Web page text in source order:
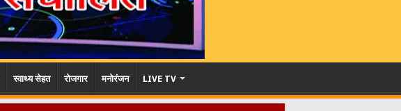
स्वाथ्य सेहत रोजगार मनोरंजन LIVE TV